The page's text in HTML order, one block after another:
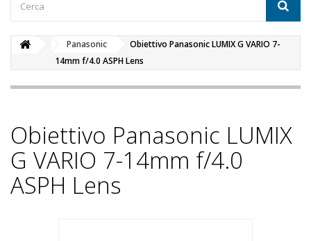
Panasonic
Obiettivo Panasonic LUMIX G VARIO 7-
14mm f/4.0 ASPH Lens
Obiettivo Panasonic LUMIX
G VARIO 7-14mm f/4.0
ASPH Lens